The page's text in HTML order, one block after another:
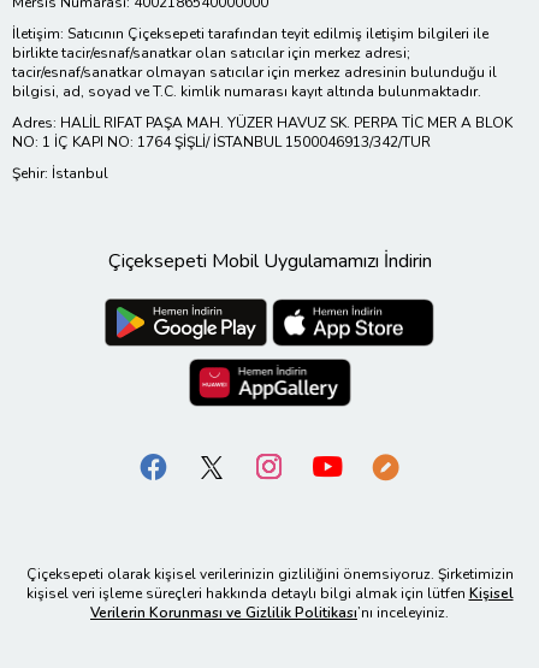
İletişim: Satıcının Çiçeksepeti tarafından teyit edilmiş iletişim bilgileri ile
birlikte tacir/esnaf/sanatkar olan satıcılar için merkez adresi;
tacir/esnaf/sanatkar olmayan satıcılar için merkez adresinin bulunduğu il
bilgisi, ad, soyad ve T.C. kimlik numarası kayıt altında bulunmaktadır.
Adres: HALİL RIFAT PAŞA MAH. YÜZER HAVUZ SK. PERPA TİC MER A BLOK
NO: 1 İÇ KAPI NO: 1764 ŞİŞLİ/ İSTANBUL 1500046913/342/TUR
Şehir: İstanbul
Çiçeksepeti Mobil Uygulamamızı İndirin
Çiçeksepeti olarak kişisel verilerinizin gizliliğini önemsiyoruz. Şirketimizin
kişisel veri işleme süreçleri hakkında detaylı bilgi almak için lütfen Kişisel
Verilerin Korunması ve Gizlilik Politikası’nı inceleyiniz.